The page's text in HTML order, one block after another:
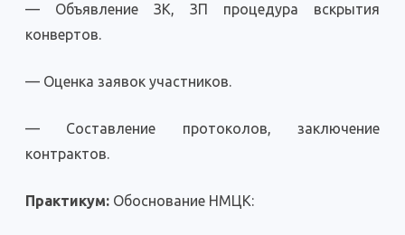
— Объявление ЗК, ЗП процедура вскрытия
конвертов.
— Оценка заявок участников.
— Составление протоколов, заключение
контрактов.
Практикум: Обоснование НМЦК: